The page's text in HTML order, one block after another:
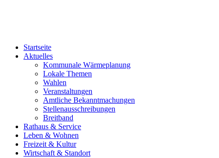
Startseite
Aktuelles
Kommunale Wärmeplanung
Lokale Themen
Wahlen
Veranstaltungen
Amtliche Bekanntmachungen
Stellenausschreibungen
Breitband
Rathaus & Service
Leben & Wohnen
Freizeit & Kultur
Wirtschaft & Standort